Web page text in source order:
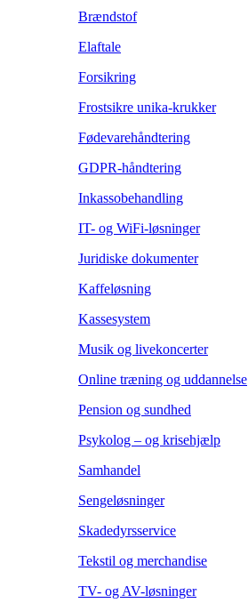
Brændstof
Elaftale
Forsikring
Frostsikre unika-krukker
Fødevarehåndtering
GDPR-håndtering
Inkassobehandling
IT- og WiFi-løsninger
Juridiske dokumenter
Kaffeløsning
Kassesystem
Musik og livekoncerter
Online træning og uddannelse
Pension og sundhed
Psykolog – og krisehjælp
Samhandel
Sengeløsninger
Skadedyrsservice
Tekstil og merchandise
TV- og AV-løsninger